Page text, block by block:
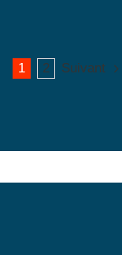
1 2 Suivant